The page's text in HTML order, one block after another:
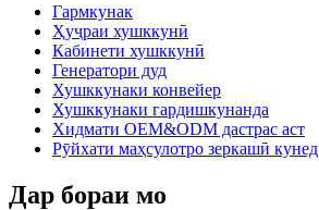
Гармкунак
Ҳуҷраи хушккунӣ
Кабинети хушккунӣ
Генератори дуд
Хушккунаки конвейер
Хушккунаки гардишкунанда
Хидмати OEM&ODM дастрас аст
Рӯйхати маҳсулотро зеркашӣ кунед
Дар бораи мо